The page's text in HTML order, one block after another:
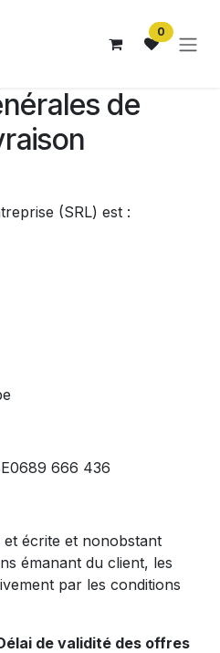
0
de
(SRL) est :
666 436
écrite et nonobstant
émanant du client, les
par les conditions
de validité des offres